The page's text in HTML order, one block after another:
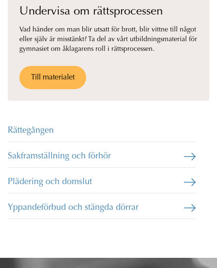
Undervisa om rättsprocessen
Vad händer om man blir utsatt för brott, blir vittne till något
eller själv är misstänkt? Ta del av vårt utbildningsmaterial för
gymnasiet om åklagarens roll i rättsprocessen.
Till materialet
Rättegången
Sakframställning och förhör
Plädering och domslut
Yppandeförbud och stängda dörrar